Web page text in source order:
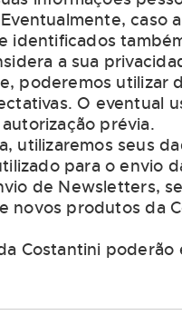
caso
identificados
a sua
poderemos utilizar
O eventual
prévia.
utilizaremos seus
para o envio
de Newsletters,
novos produtos da
Costantini